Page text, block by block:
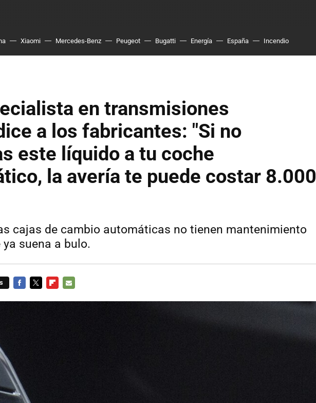
Xiaomi Mercedes-Benz Peugeot Bugatti Energía España Incendio
en transmisiones
a los fabricantes: "Si no
este líquido a tu coche
la avería te puede costar 8.000
cajas de cambio automáticas no tienen mantenimiento
suena a bulo.